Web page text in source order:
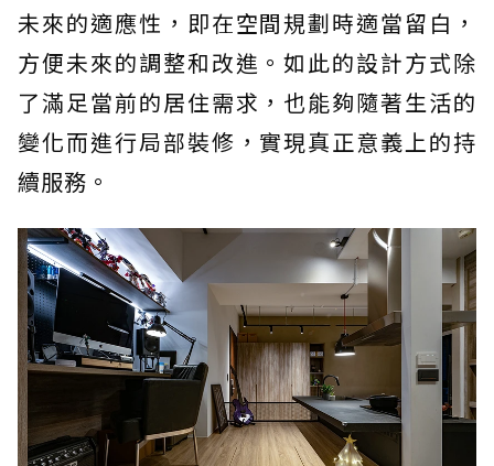
未來的適應性，即在空間規劃時適當留白，
方便未來的調整和改進。如此的設計方式除
了滿足當前的居住需求，也能夠隨著生活的
變化而進行局部裝修，實現真正意義上的持
續服務。